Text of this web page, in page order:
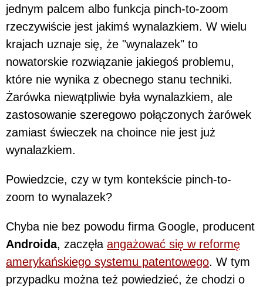
jednym palcem albo funkcja pinch-to-zoom
rzeczywiście jest jakimś wynalazkiem. W wielu
krajach uznaje się, że "wynalazek" to
nowatorskie rozwiązanie jakiegoś problemu,
które nie wynika z obecnego stanu techniki.
Żarówka niewątpliwie była wynalazkiem, ale
zastosowanie szeregowo połączonych żarówek
zamiast świeczek na choince nie jest już
wynalazkiem.
Powiedzcie, czy w tym kontekście pinch-to-
zoom to wynalazek?
Chyba nie bez powodu firma Google, producent
Androida, zaczęła angażować się w reformę
amerykańskiego systemu patentowego. W tym
przypadku można też powiedzieć, że chodzi o